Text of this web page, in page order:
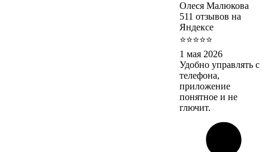
Олеся Малюкова
511 отзывов на
Яндексе
⭐⭐⭐⭐⭐
1 мая 2026
Удобно управлять с
телефона,
приложение
понятное и не
глючит.